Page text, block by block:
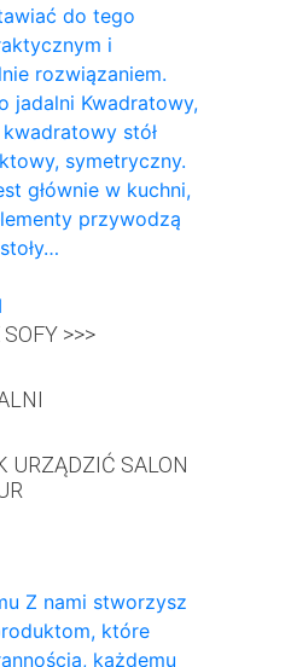
do tego
i
rozwiązaniem.
​​jadalni Kwadratowy,
stół
symetryczny.
głównie w kuchni,
przywodzą
>>>
URZĄDZIĆ SALON
Z nami stworzysz
które
każdemu